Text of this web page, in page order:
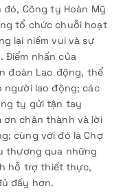
Công ty Hoàn Mỹ
tổ chức chuỗi hoạt
lại niềm vui và sự
Điểm nhấn của
đoàn Lao động, thể
người lao động; các
ty gửi tận tay
ơn chân thành và lời
cùng với đó là Chợ
thương qua những
hỗ trợ thiết thực,
đầy hơn.